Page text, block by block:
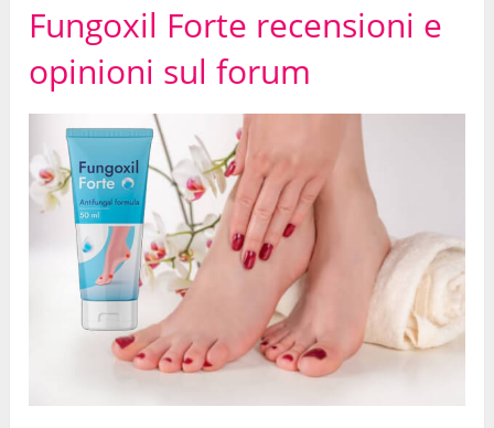
Fungoxil Forte recensioni e
opinioni sul forum